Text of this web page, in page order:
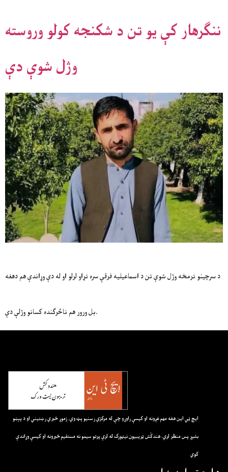
ننګرهار کې یو تن د شکنجه کولو وروسته
وژل شوې دې
د سرچینو ترمخه وژل شوې تن د اسماعیلیه فرقې سره تړاو لرلو او له دې وړاندې هم دهغه
بل ورور هم ناڅرګنده کسانو وژلې دې.
ايچ ټي اين هغه مهم غږونه او کيسې راوړو چې له مرکزي رسنيو پټ وي. زموږ خبري رښتيني او د پېښو
بشپړ پس منظر لري. هندکُش ټريبيون نيټورک له لرې پرتو سيمو نه مستقيم خبرونه او کيسې وړاندې
کوي